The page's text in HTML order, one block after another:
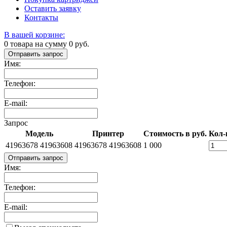
Оставить заявку
Контакты
В вашей корзине:
0 товара на сумму 0 руб.
Отправить запрос
Имя:
Телефон:
E-mail:
Запрос
Модель
Принтер Стоимость в руб. Кол-
41963678 41963608 41963678 41963608 1 000
Отправить запрос
Имя:
Телефон:
E-mail: